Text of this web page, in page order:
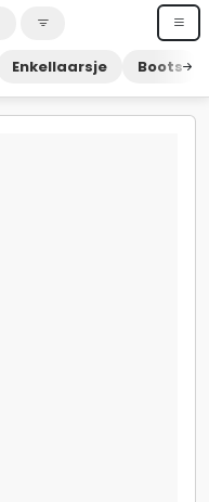
Enkellaarsje Boots